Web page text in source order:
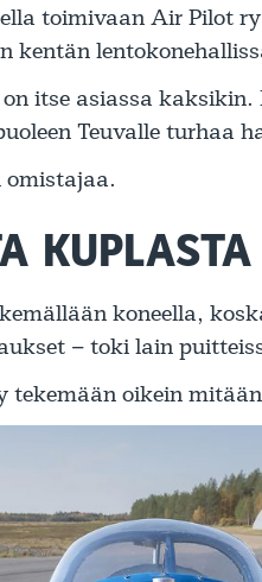
toimivaan Air Pilot
kentän
itse asiassa
Teuvalle turhaa
omistajaa.
KUPLASTA
koneella,
– toki lain
tekemään oikein